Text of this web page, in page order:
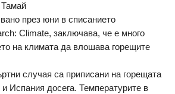
през юни в списанието
Climate, заключава, че е много
на климата да влошава горещите
случая са приписани на горещата
Испания досега. Температурите в